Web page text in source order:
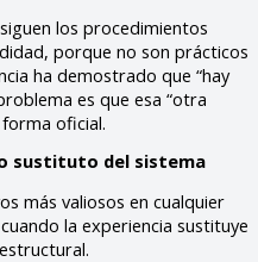
los procedimientos
porque no son prácticos
ha demostrado que “hay
es que esa “otra
oficial.
sustituto del sistema
más valiosos en cualquier
la experiencia sustituye